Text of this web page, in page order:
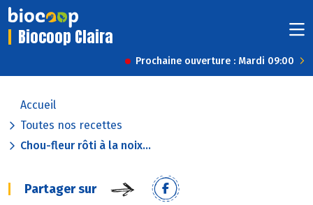
Biocoop Claira
Prochaine ouverture : Mardi 09:00
Accueil
Toutes nos recettes
Chou-fleur rôti à la noix...
Partager sur